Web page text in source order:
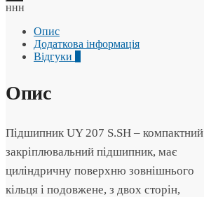
ннн
Опис
Додаткова інформація
Відгуки
Опис
Підшипник UY 207 S.SH – компактний
закріплювальний підшипник, має
циліндричну поверхню зовнішнього
кільця і подовжене, з двох сторін,